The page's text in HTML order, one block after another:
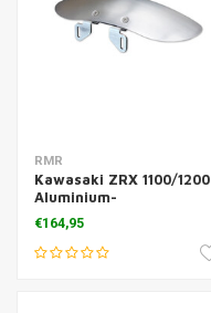
RMR
Kawasaki ZRX 1100/1200
Aluminium-
Vorderkotflügel
€164,95